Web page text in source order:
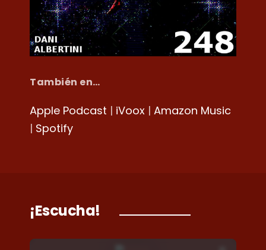
También en…
Apple Podcast | iVoox | Amazon Music
| Spotify
¡Escucha!